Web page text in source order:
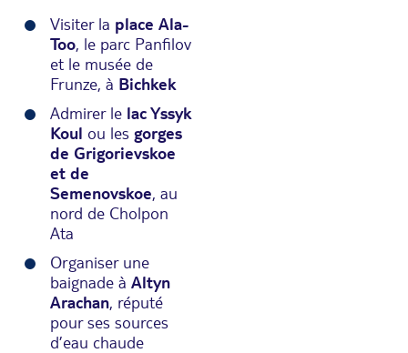
Visiter la place Ala-
Too, le parc Panfilov
et le musée de
Frunze, à Bichkek
Admirer le lac Yssyk
Koul ou les gorges
de Grigorievskoe
et de
Semenovskoe, au
nord de Cholpon
Ata
Organiser une
baignade à Altyn
Arachan, réputé
pour ses sources
d’eau chaude